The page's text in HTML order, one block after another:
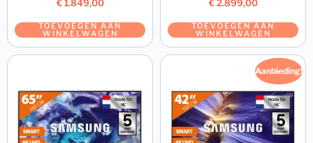
€1.849,00
TOEVOEGEN AAN
WINKELWAGEN
€2.899,00
TOEVOEGEN AAN
WINKELWAGEN
Aanbieding!